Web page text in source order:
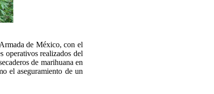
de México, con el
operativos realizados del
de marihuana en
el aseguramiento de un